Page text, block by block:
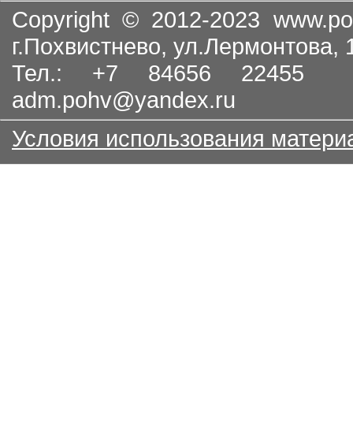
Copyright © 2012-2023
г.Похвистнево, ул.Лермонтова,
Тел.: +7 84656
adm.pohv@yandex.ru
Условия использования